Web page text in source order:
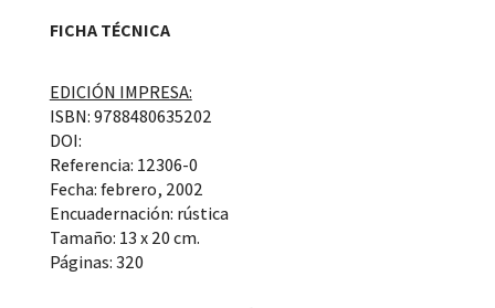
FICHA TÉCNICA
EDICIÓN IMPRESA:
ISBN: 9788480635202
DOI:
Referencia: 12306-0
Fecha: febrero, 2002
Encuadernación: rústica
Tamaño: 13 x 20 cm.
Páginas: 320